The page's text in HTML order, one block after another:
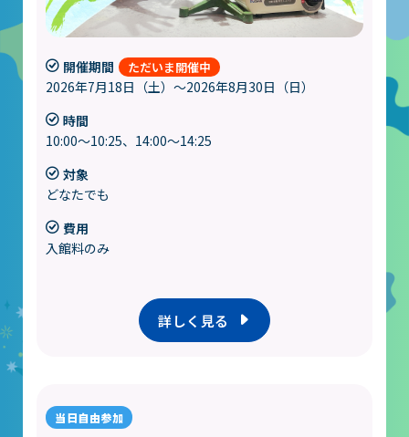
開催期間
2026年7月18日（土）～2026年8月30日（日）
時間
10:00～10:25、14:00～14:25
対象
どなたでも
費用
入館料のみ
詳しく見る